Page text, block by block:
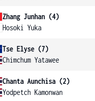
Zhang Junhan (4)
Hosoki Yuka
Tse Elyse (7)
Chimchum Yatawee
Chanta Aunchisa (2)
Yodpetch Kamonwan